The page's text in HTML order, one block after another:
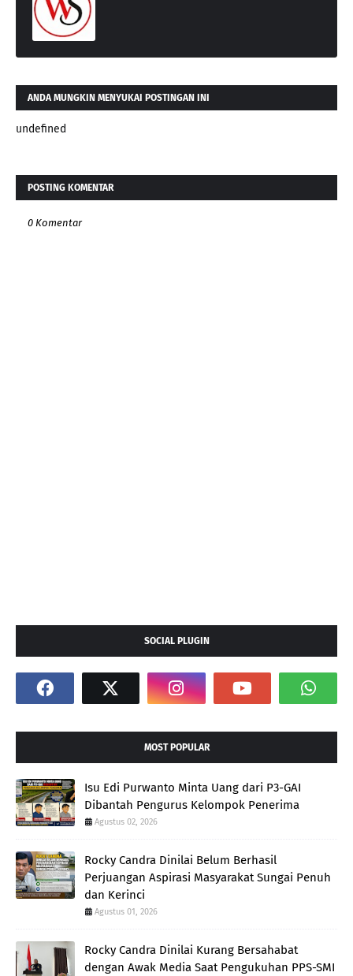
ANDA MUNGKIN MENYUKAI POSTINGAN INI
undefined
POSTING KOMENTAR
0 Komentar
SOCIAL PLUGIN
MOST POPULAR
Isu Edi Purwanto Minta Uang dari P3-GAI
Dibantah Pengurus Kelompok Penerima
Agustus 02, 2026
Rocky Candra Dinilai Belum Berhasil
Perjuangan Aspirasi Masyarakat Sungai Penuh
dan Kerinci
Agustus 01, 2026
Rocky Candra Dinilai Kurang Bersahabat
dengan Awak Media Saat Pengukuhan PPS-SMI